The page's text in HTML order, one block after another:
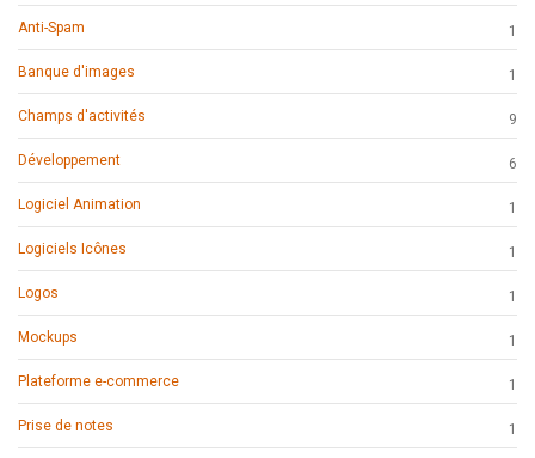
Anti-Spam 1
Banque d'images 1
Champs d'activités 9
Développement 6
Logiciel Animation 1
Logiciels Icônes 1
Logos 1
Mockups 1
Plateforme e-commerce 1
Prise de notes 1